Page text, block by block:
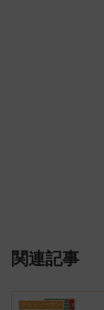
関連記事
チェンソーマン